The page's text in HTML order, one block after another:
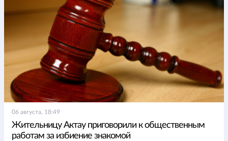
06 августа, 18:49
Жительницу Актау приговорили к общественным
работам за избиение знакомой